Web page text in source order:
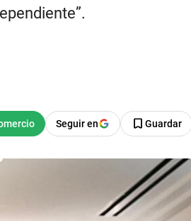
Seguir en Guardar